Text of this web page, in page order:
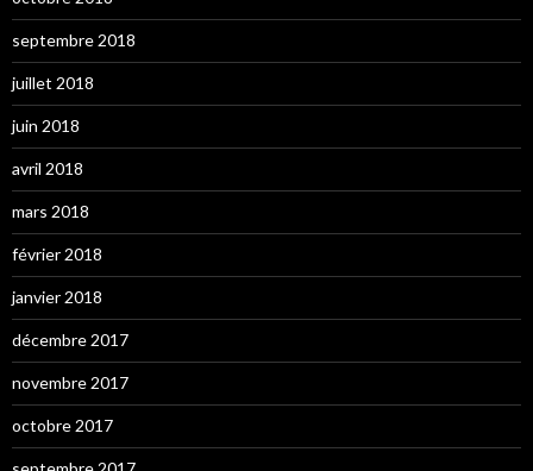
septembre 2018
juillet 2018
juin 2018
avril 2018
mars 2018
février 2018
janvier 2018
décembre 2017
novembre 2017
octobre 2017